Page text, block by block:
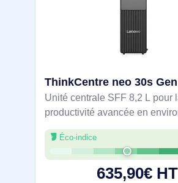
Unité centrale SFF 8,2 L pour
productivité avancée en
professionnel. Intel Core
DDR5 5200 (2x SO‑DIMM,
et SSD NVMe PCIe 4.0 256
Windows 11 Pro.
Éco-indice
635,90€ HT